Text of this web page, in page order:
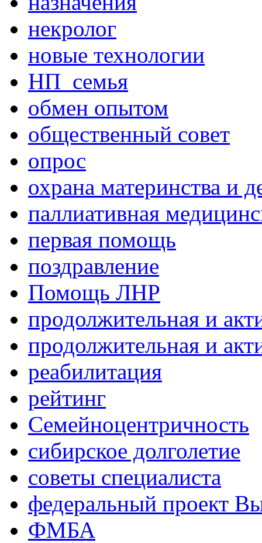
некролог
новые технологии
НП_семья
обмен опытом
общественный совет
опрос
охрана материнства и
паллиативная
первая помощь
поздравление
Помощь ЛНР
продолжительная и
продолжительная и
реабилитация
рейтинг
Семейноцентричность
сибирское долголетие
советы специалиста
федеральный проект
ФМБА